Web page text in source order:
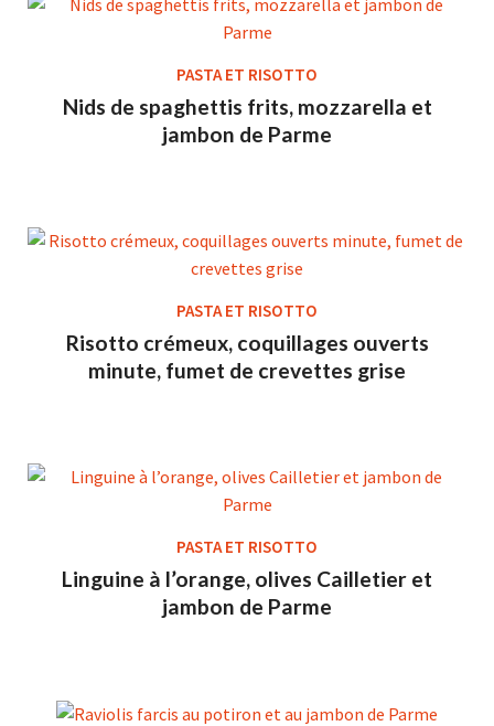
PASTA ET RISOTTO
Nids de spaghettis frits, mozzarella et
jambon de Parme
PASTA ET RISOTTO
Risotto crémeux, coquillages ouverts
minute, fumet de crevettes grise
PASTA ET RISOTTO
Linguine à l’orange, olives Cailletier et
jambon de Parme